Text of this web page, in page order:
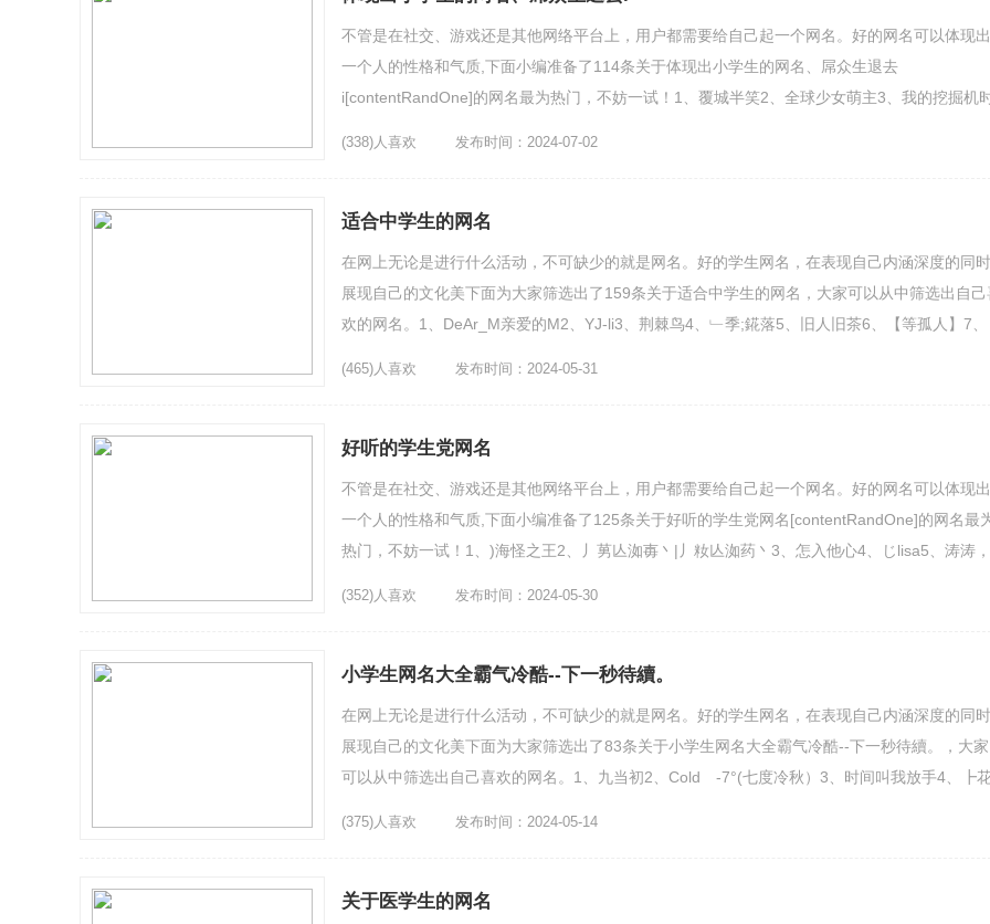
不管是在社交、游戏还是其他网络平台上，用户都需要给自己起一个网名。好的网名可以体现出
一个人的性格和气质,下面小编准备了114条关于体现出小学生的网名、屌众生退去
i[contentRandOne]的网名最为热门，不妨一试！1、覆城半笑2、全球少女萌主3、我的挖掘机
(338)人喜欢 发布时间：2024-07-02
适合中学生的网名
在网上无论是进行什么活动，不可缺少的就是网名。好的学生网名，在表现自己内涵深度的同时
展现自己的文化美下面为大家筛选出了159条关于适合中学生的网名，大家可以从中筛选出自己
欢的网名。1、DeAr_M亲爱的M2、YJ-li3、荆棘鸟4、﹂季;錵落5、旧人旧茶6、【等孤人】7、
(465)人喜欢 发布时间：2024-05-31
好听的学生党网名
不管是在社交、游戏还是其他网络平台上，用户都需要给自己起一个网名。好的网名可以体现出
一个人的性格和气质,下面小编准备了125条关于好听的学生党网名[contentRandOne]的网名最
热门，不妨一试！1、)海怪之王2、丿莮亾洳毐丶|丿籹亾洳药丶3、怎入他心4、じlisa5、涛涛，
(352)人喜欢 发布时间：2024-05-30
小学生网名大全霸气冷酷--下一秒待續。
在网上无论是进行什么活动，不可缺少的就是网名。好的学生网名，在表现自己内涵深度的同时
展现自己的文化美下面为大家筛选出了83条关于小学生网名大全霸气冷酷--下一秒待續。，大家
可以从中筛选出自己喜欢的网名。1、九当初2、Coldゝ-7°(七度冷秋）3、时间叫我放手4、┣
(375)人喜欢 发布时间：2024-05-14
关于医学生的网名